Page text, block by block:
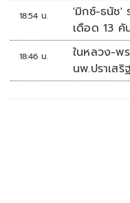
18:54 น.
'มิกซ์-ธนัช'
เดือด 13
18:46 น.
ในหลวง-พ
นพ.ปราเส